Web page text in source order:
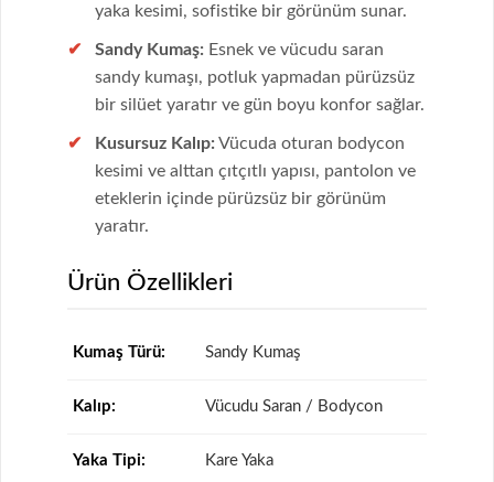
yaka kesimi, sofistike bir görünüm sunar.
Sandy Kumaş: Esnek ve vücudu saran
sandy kumaşı, potluk yapmadan pürüzsüz
bir silüet yaratır ve gün boyu konfor sağlar.
Kusursuz Kalıp: Vücuda oturan bodycon
kesimi ve alttan çıtçıtlı yapısı, pantolon ve
eteklerin içinde pürüzsüz bir görünüm
yaratır.
Ürün Özellikleri
Kumaş Türü: Sandy Kumaş
Kalıp: Vücudu Saran / Bodycon
Yaka Tipi: Kare Yaka